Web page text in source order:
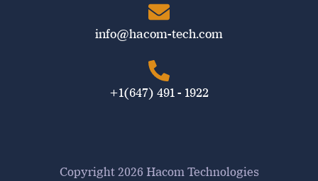
info@hacom-tech.com
+1(647) 491 - 1922
Copyright 2026 Hacom Technologies